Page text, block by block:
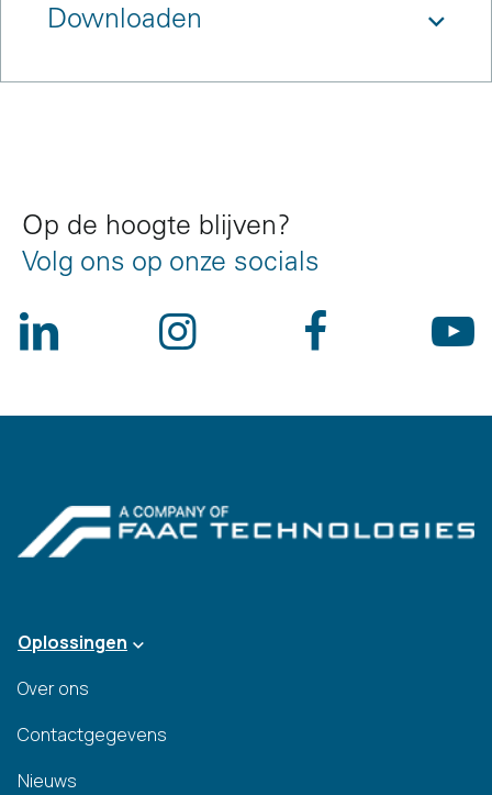
Downloaden
Op de hoogte blijven?
Volg ons op onze socials
Oplossingen
Over ons
Contactgegevens
Nieuws